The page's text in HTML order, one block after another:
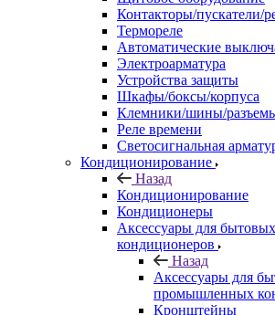
Контакторы/пускатели/
Термореле
Автоматические
Электроарматура
Устройства защиты
Шкафы/боксы/корпуса
Клемники/шины/
Реле времени
Светосигнальная
Кондиционирование
Назад
Кондиционирование
Кондиционеры
Аксессуары для
кондиционеров
Назад
Аксессуары для
промышленных
Кронштейны